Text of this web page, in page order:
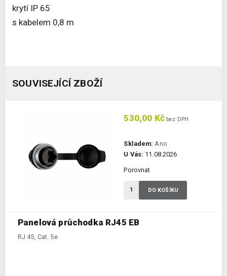
krytí IP 65
s kabelem 0,8 m
SOUVISEJÍCÍ ZBOŽÍ
Panelová průchodka RJ45 EB
RJ 45, Cat. 5e
530,00 Kč bez DPH
Skladem: Ano
U Vás: 11.08.2026
Porovnat
DO KOŠÍKU